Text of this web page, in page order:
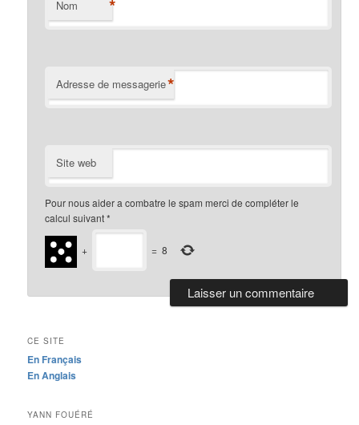
Nom *
Adresse de messagerie*
Site web
Pour nous aider a combatre le spam merci de compléter le
calcul suivant*
+ = 8
CE SITE
En Français
En Anglais
YANN FOUÉRÉ